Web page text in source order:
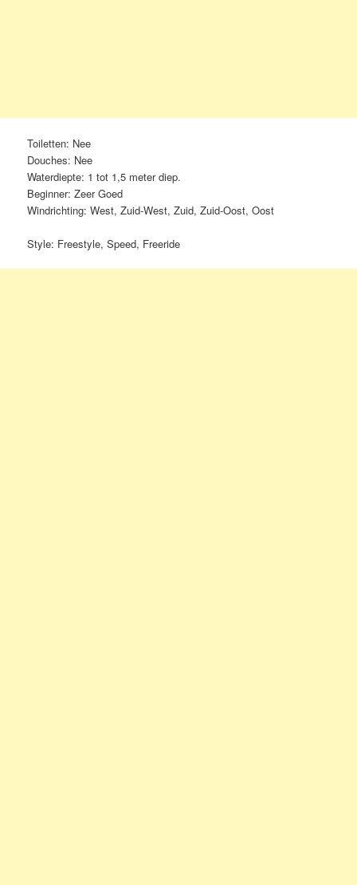
Toiletten: Nee
Douches: Nee
Waterdiepte: 1 tot 1,5 meter diep.
Beginner: Zeer Goed
Windrichting: West, Zuid-West, Zuid, Zuid-Oost, Oost
Style: Freestyle, Speed, Freeride